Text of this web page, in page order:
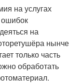
на услугах
на
нынче
только часть
обработать